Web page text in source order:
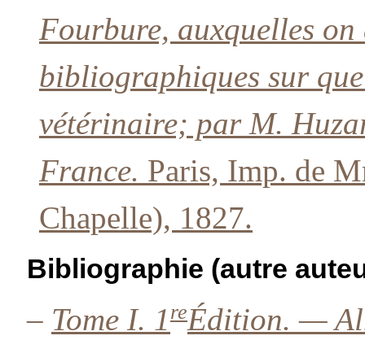
Fourbure, auxquelles on
bibliographiques sur
vétérinaire; par M.
France. Paris, Imp. de
Chapelle), 1827.
Bibliographie (autre
– Tome I. 1 reÉdition. —